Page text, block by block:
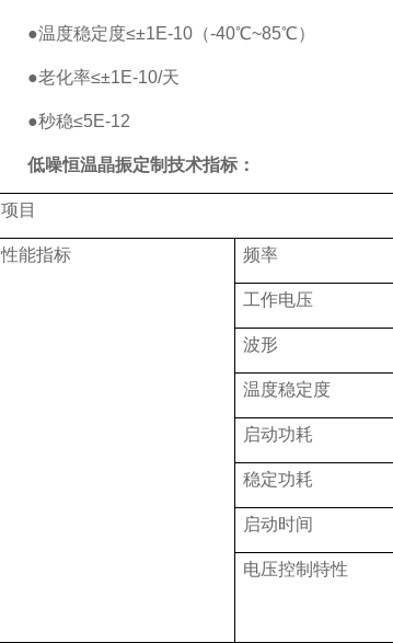
●温度稳定度≤±1E-10（-40℃~85℃）
●老化率≤±1E-10/天
●秒稳≤5E-12
低噪恒温晶振定制技术指标：
项目
性能指标 频率
工作电压
波形
温度稳定度
启动功耗
稳定功耗
启动时间
电压控制特性